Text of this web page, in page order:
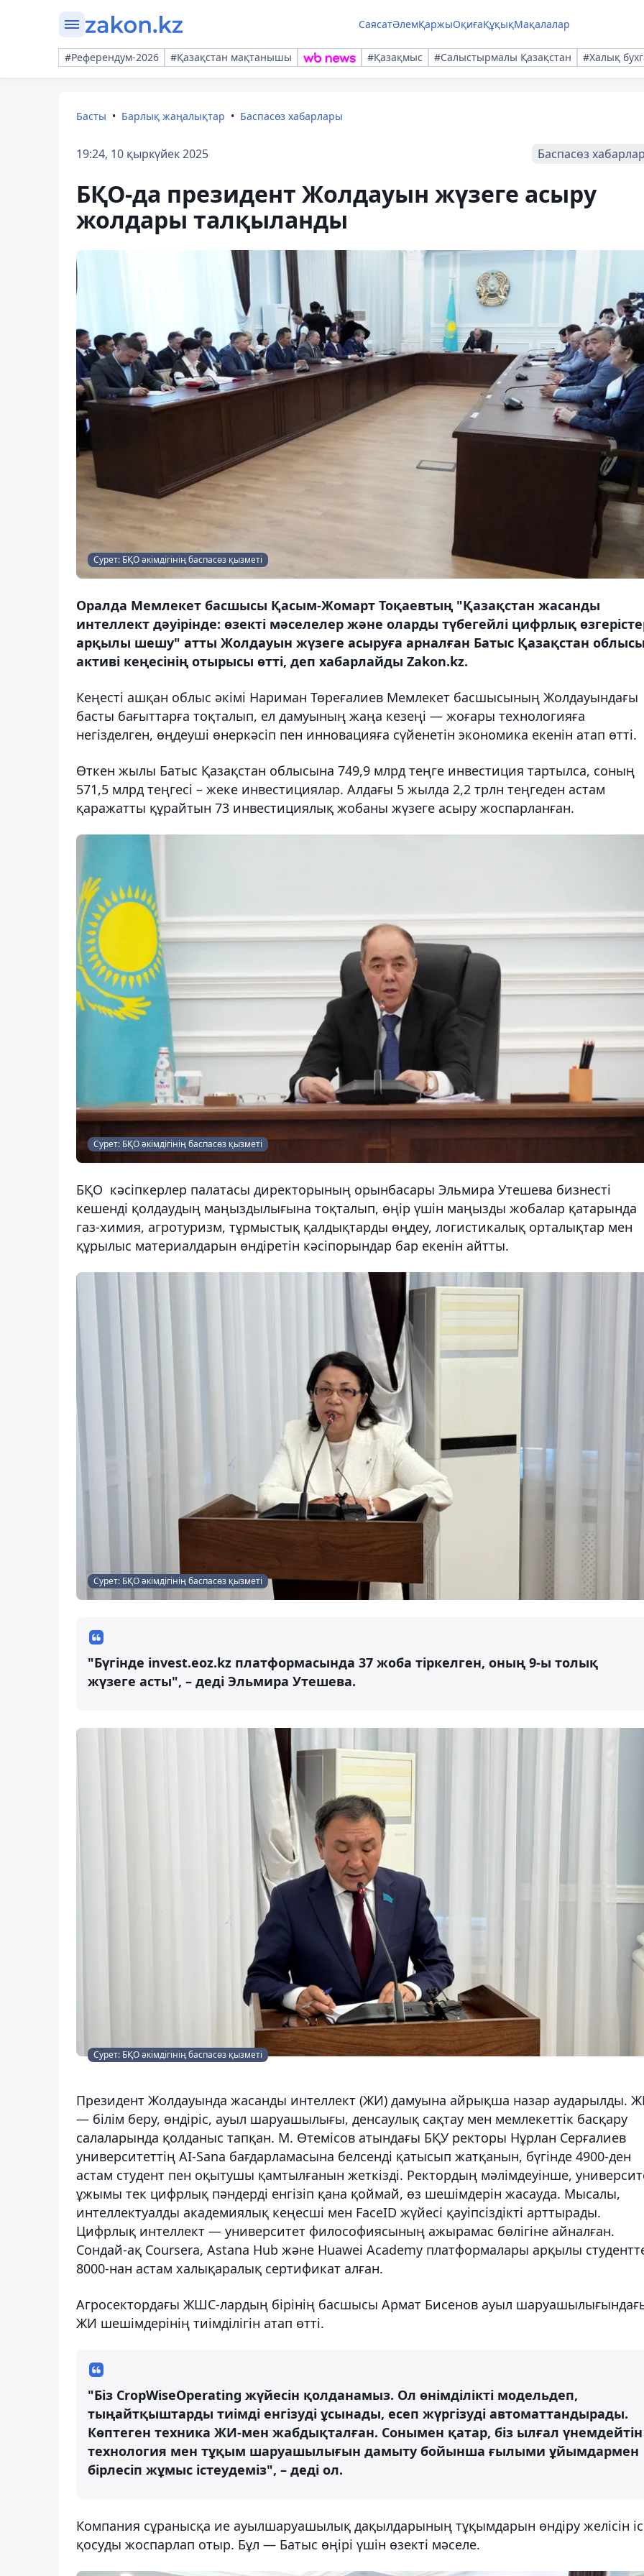
СаясатӘлемҚаржыОқиғаҚұқықМақалалар
#Референдум-2026 #Қазақстан мақтанышы #Қазақмыс #Салыстырмалы Қазақстан #Халық
Басты Барлық жаңалықтар Баспасөз хабарлары
19:24, 10 қыркүйек 2025 Баспасөз
БҚО-да президент Жолдауын жүзеге асыру
жолдары талқыланды
Сурет: БҚО әкімдігінің баспасөз қызметі
Оралда Мемлекет басшысы Қасым-Жомарт Тоқаевтың "Қазақстан жасанды
интеллект дәуірінде: өзекті мәселелер және оларды түбегейлі цифрлық
арқылы шешу" атты Жолдауын жүзеге асыруға арналған Батыс Қазақстан
активі кеңесінің отырысы өтті, деп хабарлайды Zakon.kz.
Кеңесті ашқан облыс әкімі Нариман Төреғалиев Мемлекет басшысының Жолдауындағы
басты бағыттарға тоқталып, ел дамуының жаңа кезеңі — жоғары технологияға
негізделген, өңдеуші өнеркәсіп пен инновацияға сүйенетін экономика екенін атап өтті.
Өткен жылы Батыс Қазақстан облысына 749,9 млрд теңге инвестиция тартылса, соның
571,5 млрд теңгесі – жеке инвестициялар. Алдағы 5 жылда 2,2 трлн теңгеден астам
қаражатты құрайтын 73 инвестициялық жобаны жүзеге асыру жоспарланған.
Сурет: БҚО әкімдігінің баспасөз қызметі
БҚО кәсіпкерлер палатасы директорының орынбасары Эльмира Утешева бизнесті
кешенді қолдаудың маңыздылығына тоқталып, өңір үшін маңызды жобалар қатарында
газ-химия, агротуризм, тұрмыстық қалдықтарды өңдеу, логистикалық орталықтар мен
құрылыс материалдарын өндіретін кәсіпорындар бар екенін айтты.
Сурет: БҚО әкімдігінің баспасөз қызметі
"Бүгінде invest.eoz.kz платформасында 37 жоба тіркелген, оның 9-ы толық
жүзеге асты", – деді Эльмира Утешева.
Сурет: БҚО әкімдігінің баспасөз қызметі
Президент Жолдауында жасанды интеллект (ЖИ) дамуына айрықша назар аударылды.
— білім беру, өндіріс, ауыл шаруашылығы, денсаулық сақтау мен мемлекеттік басқару
салаларында қолданыс тапқан. М. Өтемісов атындағы БҚУ ректоры Нұрлан Серғалиев
университеттің AI-Sana бағдарламасына белсенді қатысып жатқанын, бүгінде 4900-ден
астам студент пен оқытушы қамтылғанын жеткізді. Ректордың мәлімдеуінше,
ұжымы тек цифрлық пәндерді енгізіп қана қоймай, өз шешімдерін жасауда. Мысалы,
интеллектуалды академиялық кеңесші мен FaceID жүйесі қауіпсіздікті арттырады.
Цифрлық интеллект — университет философиясының ажырамас бөлігіне айналған.
Сондай-ақ Coursera, Astana Hub және Huawei Academy платформалары арқылы
8000-нан астам халықаралық сертификат алған.
Агросектордағы ЖШС-лардың бірінің басшысы Армат Бисенов ауыл
ЖИ шешімдерінің тиімділігін атап өтті.
"Біз CropWiseOperating жүйесін қолданамыз. Ол өнімділікті модельдеп,
тыңайтқыштарды тиімді енгізуді ұсынады, есеп жүргізуді автоматтандырады.
Көптеген техника ЖИ-мен жабдықталған. Сонымен қатар, біз ылғал үнемдейтін
технология мен тұқым шаруашылығын дамыту бойынша ғылыми ұйымдармен
бірлесіп жұмыс істеудеміз", – деді ол.
Компания сұранысқа ие ауылшаруашылық дақылдарының тұқымдарын өндіру желісін
қосуды жоспарлап отыр. Бұл — Батыс өңірі үшін өзекті мәселе.